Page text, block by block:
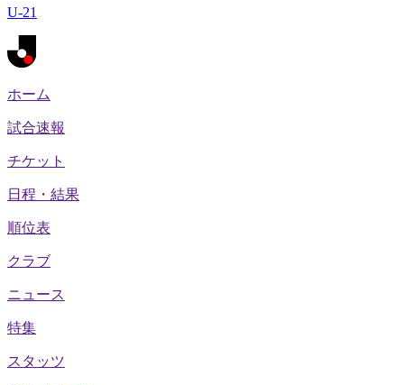
U-21
ホーム
試合速報
チケット
日程・結果
順位表
クラブ
ニュース
特集
スタッツ